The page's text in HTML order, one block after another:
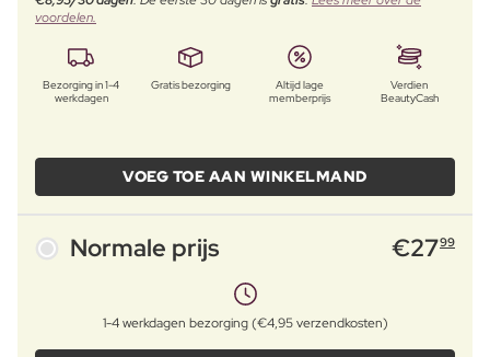
voordelen.
Bezorging in 1-4
werkdagen
Gratis bezorging
Altijd lage
memberprijs
Verdien
BeautyCash
VOEG TOE AAN WINKELMAND
Normale prijs €2799
1-4 werkdagen bezorging (€4,95 verzendkosten)